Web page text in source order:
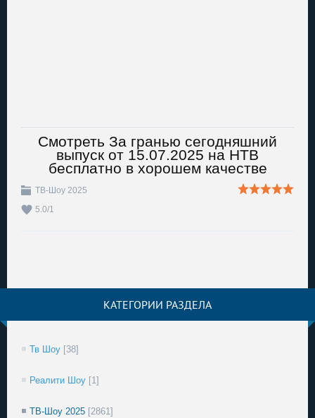
Смотреть За гранью сегодняшний
выпуск от 15.07.2025 на НТВ
бесплатно в хорошем качестве
ТВ-Шоу 2025
5.0/1
КАТЕГОРИИ РАЗДЕЛА
Тв Шоу [38]
Реалити Шоу [1]
ТВ-Шоу 2025 [2861]